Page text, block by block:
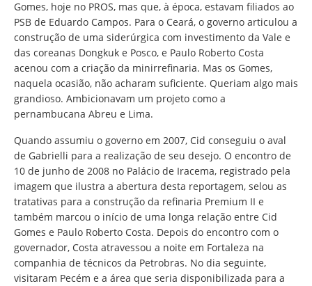
Gomes, hoje no PROS, mas que, à época, estavam filiados ao
PSB de Eduardo Campos. Para o Ceará, o governo articulou a
construção de uma siderúrgica com investimento da Vale e
das coreanas Dongkuk e Posco, e Paulo Roberto Costa
acenou com a criação da minirrefinaria. Mas os Gomes,
naquela ocasião, não acharam suficiente. Queriam algo mais
grandioso. Ambicionavam um projeto como a
pernambucana Abreu e Lima.
Quando assumiu o governo em 2007, Cid conseguiu o aval
de Gabrielli para a realização de seu desejo. O encontro de
10 de junho de 2008 no Palácio de Iracema, registrado pela
imagem que ilustra a abertura desta reportagem, selou as
tratativas para a construção da refinaria Premium II e
também marcou o início de uma longa relação entre Cid
Gomes e Paulo Roberto Costa. Depois do encontro com o
governador, Costa atravessou a noite em Fortaleza na
companhia de técnicos da Petrobras. No dia seguinte,
visitaram Pecém e a área que seria disponibilizada para a